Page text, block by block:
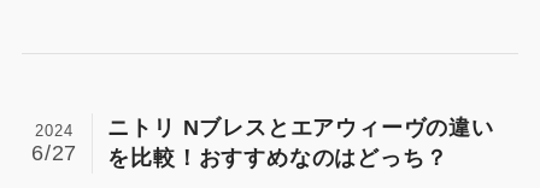
ニトリ Nブレスとエアウィーヴの違い
を比較！おすすめなのはどっち？
2024
6/27